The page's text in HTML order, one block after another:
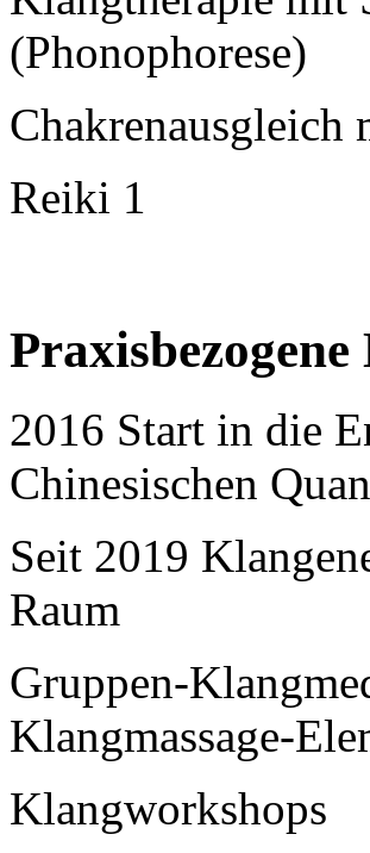
(Phonophorese)
Chakrenausgleich
Reiki 1
2016 Start in die
Chinesischen
Seit 2019
Raum
Gruppen-
Klangmassage-
Klangworkshops